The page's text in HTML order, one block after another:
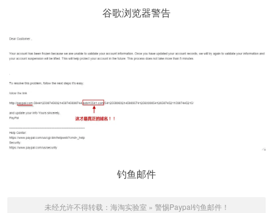
谷歌浏览器警告
钓鱼邮件
未经允许不得转载： 海淘实验室 » 警惕Paypal钓鱼邮件！